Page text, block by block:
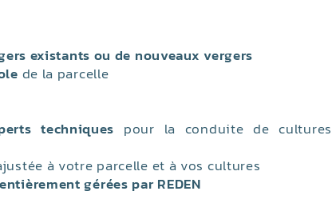
existants ou de nouveaux vergers
de la parcelle
techniques pour la conduite de cultures
à votre parcelle et à vos cultures
gérées par REDEN